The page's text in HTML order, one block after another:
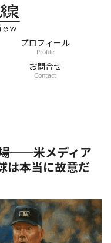
プロフィール
Profile
お問合せ
Contact
──米メディア
は本当に故意だ